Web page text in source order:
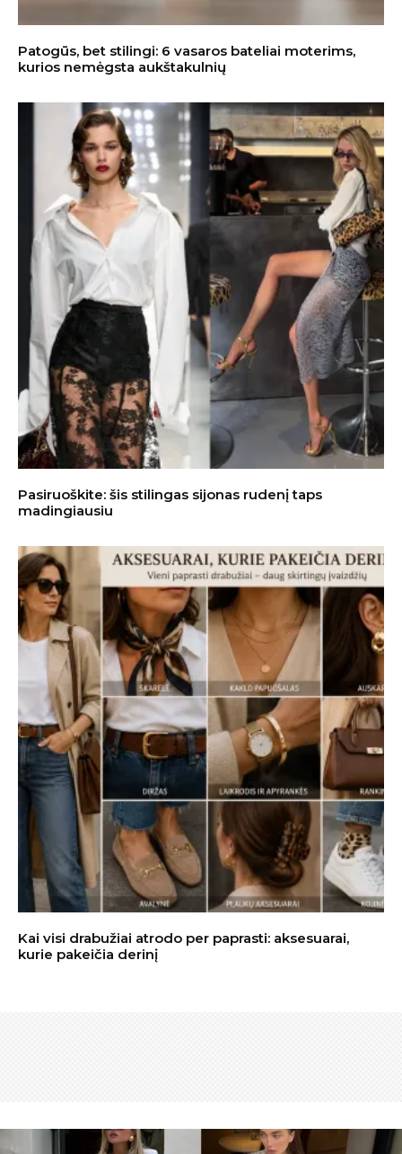
Patogūs, bet stilingi: 6 vasaros bateliai moterims,
kurios nemėgsta aukštakulnių
Pasiruoškite: šis stilingas sijonas rudenį taps
madingiausiu
Kai visi drabužiai atrodo per paprasti: aksesuarai,
kurie pakeičia derinį